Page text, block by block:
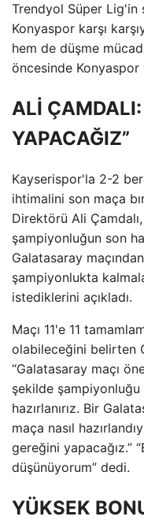
Trendyol Süper Lig'in
Konyaspor karşı
hem de düşme
öncesinde
ALİ ÇAMDALI:
YAPACAĞIZ”
Kayserispor'la 2-2
ihtimalini son maça
Direktörü Ali
şampiyonluğun son
Galatasaray
şampiyonlukta
istediklerini açıkladı.
Maçı 11'e 11
olabileceğini belirten
“Galatasaray maçı
şekilde
hazırlanırız. Bir
maça nasıl
gereğini yapacağız.”
düşünüyorum” dedi.
YÜKSEK